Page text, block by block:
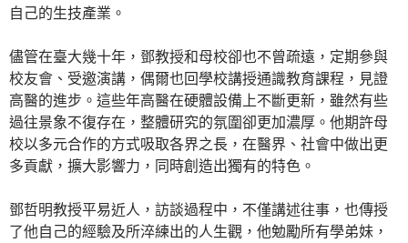
自己的生技產業。
儘管在臺大幾十年，鄧教授和母校卻也不曾疏遠，定期參與
校友會、受邀演講，偶爾也回學校講授通識教育課程，見證
高醫的進步。這些年高醫在硬體設備上不斷更新，雖然有些
過往景象不復存在，整體研究的氛圍卻更加濃厚。他期許母
校以多元合作的方式吸取各界之長，在醫界、社會中做出更
多貢獻，擴大影響力，同時創造出獨有的特色。
鄧哲明教授平易近人，訪談過程中，不僅講述往事，也傳授
了他自己的經驗及所淬練出的人生觀，他勉勵所有學弟妹，